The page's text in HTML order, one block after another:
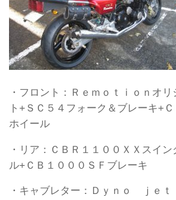
・フロント：Ｒｅｍｏｔｉｏｎオ
ト+ＳＣ５４フォーク＆ブレーキ+
ホイール
・リア：ＣＢＲ１１００ＸＸスイ
ル+ＣＢ１０００ＳＦブレーキ
・キャブレター：Ｄｙｎｏ ｊｅ